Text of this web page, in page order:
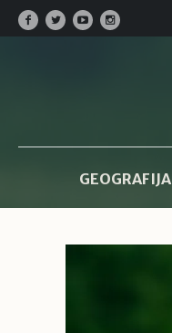
GEOGRAFIJA